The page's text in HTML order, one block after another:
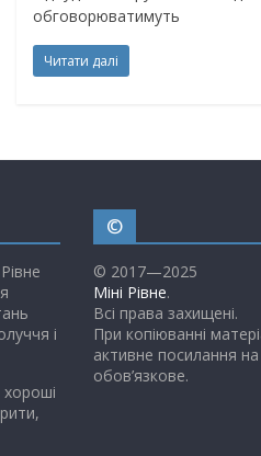
обговорюватимуть
Читати далі
і
©
© 2017—2025
Міні Рівне.
Всі права захищені.
При копіюванні
активне посилання
обов’язкове.